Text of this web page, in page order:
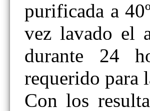
purificada a
vez lavado el
durante 24
requerido para
Con los